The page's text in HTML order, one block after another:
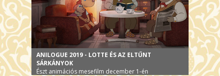
ANILOGUE 2019 - LOTTE ÉS AZ ELTŰNT
SÁRKÁNYOK
Észt animációs mesefilm december 1-én